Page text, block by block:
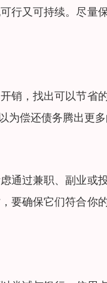
行又可持续。尽量
销，找出可以节省
偿还债务腾出更多
通过兼职、副业或
要确保它们符合你